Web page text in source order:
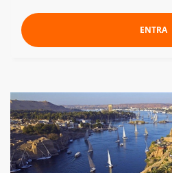
ENTRA